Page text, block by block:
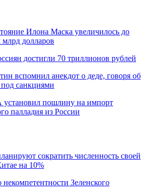
Илона Маска увеличилось до
долларов
достигли 70 триллионов рублей
вспомнил анекдот о деде, говоря об
санкциями
пошлину на импорт
палладия из России
сократить численность своей
на 10%
некомпетентности Зеленского